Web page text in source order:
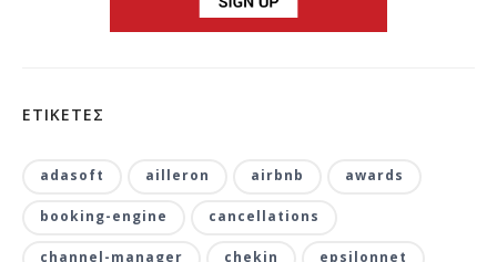
ΕΤΙΚΕΤΕΣ
adasoft ailleron airbnb awards
booking-engine cancellations
channel-manager chekin epsilonnet